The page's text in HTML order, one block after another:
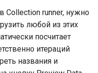
Переменные:
чистых значений
Короткие формы
Преобразование
JSON
JSON Marshal: обработка
runner, нужно
любой из этих
посчитает
итераций
названия и